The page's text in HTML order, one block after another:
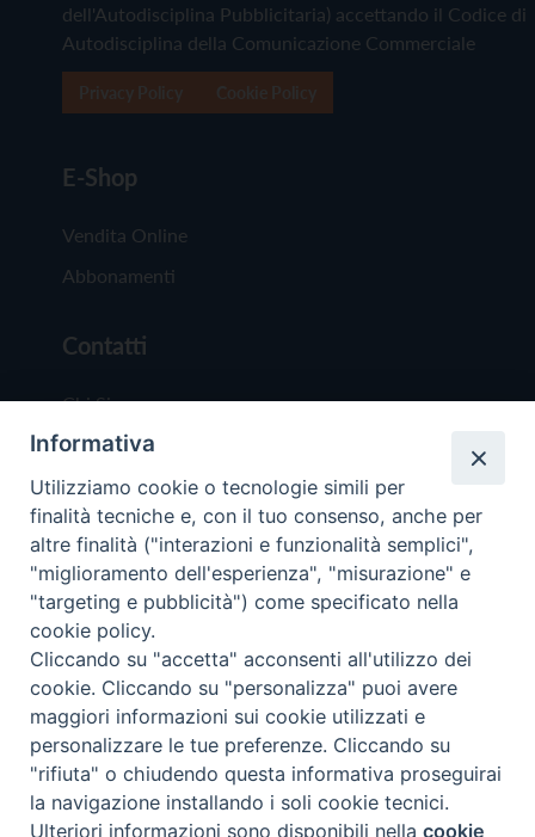
dell'Autodisciplina Pubblicitaria) accettando il Codice di
Autodisciplina della Comunicazione Commerciale
E-Shop
Vendita Online
Abbonamenti
Contatti
Chi Siamo
Redazione
Scrivici
Copyright © 2019 - Tutti i diritti riservati - Vita
Trentina Editrice
Privacy Policy
Torna
Informativa
Utilizziamo cookie o tecnologie simili per
finalità tecniche e, con il tuo consenso, anche per
altre finalità ("interazioni e funzionalità semplici",
"miglioramento dell'esperienza", "misurazione" e
"targeting e pubblicità") come specificato nella
cookie policy.
Cliccando su "accetta" acconsenti all'utilizzo dei
cookie. Cliccando su "personalizza" puoi avere
maggiori informazioni sui cookie utilizzati e
personalizzare le tue preferenze. Cliccando su
"rifiuta" o chiudendo questa informativa proseguirai
la navigazione installando i soli cookie tecnici.
Ulteriori informazioni sono disponibili nellacookie